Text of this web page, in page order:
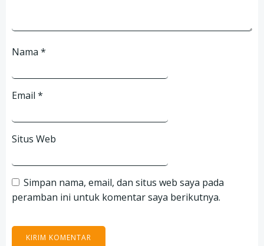
Nama *
Email *
Situs Web
Simpan nama, email, dan situs web saya pada
peramban ini untuk komentar saya berikutnya.